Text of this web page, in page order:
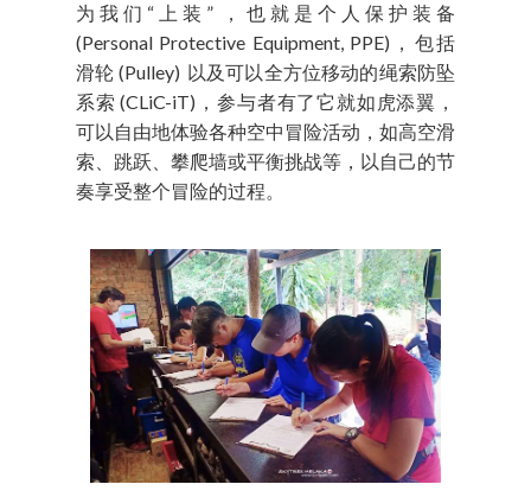
为我们“上装” ，也就是个人保护装备
(Personal Protective Equipment, PPE)，包括
滑轮 (Pulley) 以及可以全方位移动的绳索防坠
系索 (CLiC-iT)，参与者有了它就如虎添翼，
可以自由地体验各种空中冒险活动，如高空滑
索、跳跃、攀爬墙或平衡挑战等，以自己的节
奏享受整个冒险的过程。